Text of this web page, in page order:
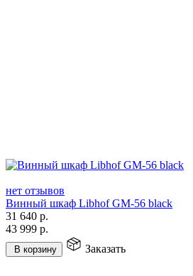
нет отзывов
Винный шкаф Libhof GM-56 black
31 640 р.
43 999 р.
В корзину Заказать